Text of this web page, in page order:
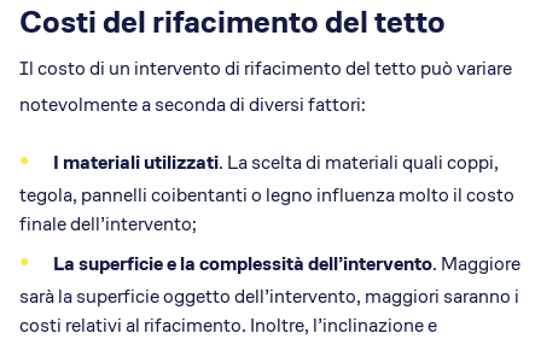
Costi del rifacimento del tetto
Il costo di un intervento di rifacimento del tetto può variare
notevolmente a seconda di diversi fattori:
I materiali utilizzati. La scelta di materiali quali coppi,
tegola, pannelli coibentanti o legno influenza molto il costo
finale dell’intervento;
La superficie e la complessità dell’intervento. Maggiore
sarà la superficie oggetto dell’intervento, maggiori saranno i
costi relativi al rifacimento. Inoltre, l’inclinazione e